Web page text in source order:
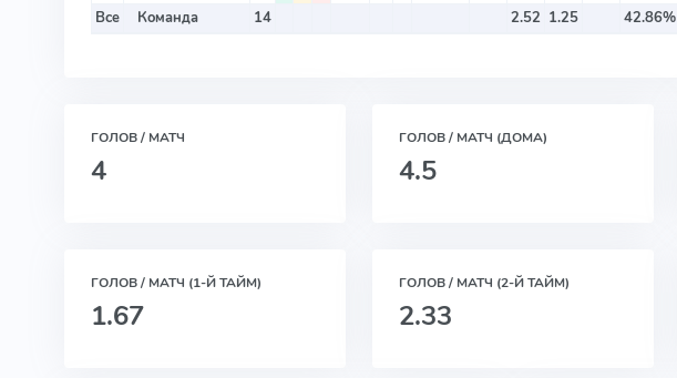
Все
Команда 14 2.52 1.25 42.86%
ГОЛОВ / МАТЧ
4
ГОЛОВ / МАТЧ (ДОМА)
4.5
ГОЛОВ / МАТЧ (1-Й ТАЙМ)
1.67
ГОЛОВ / МАТЧ (2-Й ТАЙМ)
2.33